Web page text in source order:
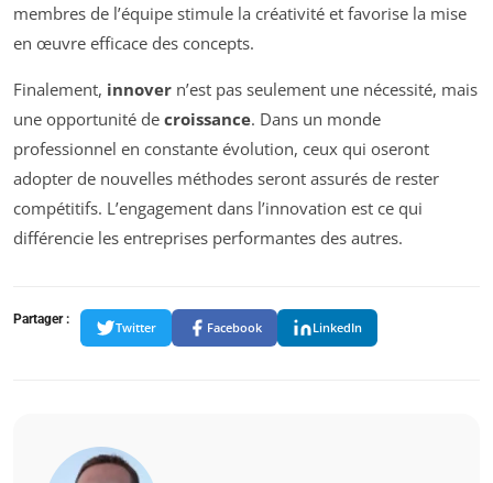
membres de l’équipe stimule la créativité et favorise la mise
en œuvre efficace des concepts.
Finalement, innover n’est pas seulement une nécessité, mais
une opportunité de croissance. Dans un monde
professionnel en constante évolution, ceux qui oseront
adopter de nouvelles méthodes seront assurés de rester
compétitifs. L’engagement dans l’innovation est ce qui
différencie les entreprises performantes des autres.
Partager :
Twitter Facebook LinkedIn